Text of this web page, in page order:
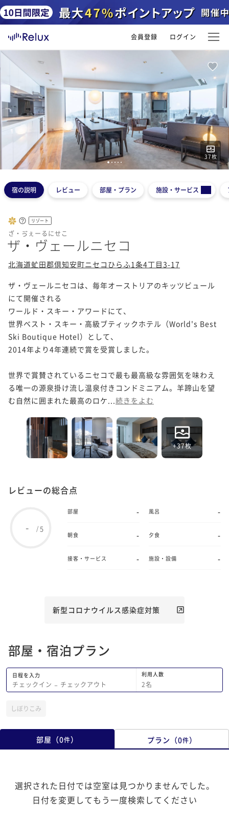
会員登録 ログイン
37枚
123 4 5
宿の説明 レビュー 部屋・プラン 施設・サービス
リゾート
ざ・ゔぇーるにせこ
ザ・ヴェールニセコ
北海道虻田郡倶知安町ニセコひらふ1条4丁目3-17
ザ・ヴェールニセコは、毎年オーストリアのキッツビュール
にて開催される
ワールド・スキー・アワードにて、
世界ベスト・スキー・高級ブティックホテル（World's Best
Ski Boutique Hotel）として、
2014年より4年連続で賞を受賞しました。
世界で賞賛されているニセコで最も最高級な雰囲気を味わえ
る唯一の源泉掛け流し温泉付きコンドミニアム。羊蹄山を望
む自然に囲まれた最高のロケ... 続きをよむ
+37枚
レビューの総合点
- /5
部屋 - 風呂 -
朝食 - 夕食 -
接客・サービス - 施設・設備 -
新型コロナウイルス感染症対策
部屋・宿泊プラン
日程を入力
チェックイン − チェックアウト
利用人数
2名
しぼりこみ
部屋 （0件） プラン （0件）
選択された日付では空室は見つかりませんでした。
日付を変更してもう一度検索してください